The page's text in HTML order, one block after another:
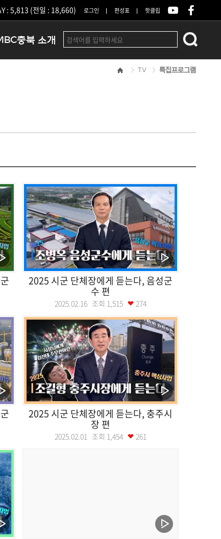
: 5,813 (전일 : 18,660) 로그인 편성표 핫클립
충북 소개
고
TV 특집프로그램
2025 시군 단체장에게 듣는다, 음성군
수 편
2025.02.16 조회 1,515 274
2025 시군 단체장에게 듣는다, 충주시
장 편
2025.02.01 조회 1,454 261